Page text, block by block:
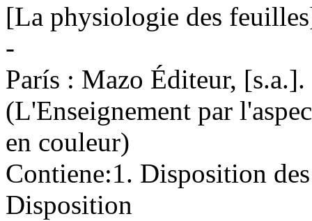
[La physiologie des
-
París : Mazo Éditeur,
(L'Enseignement par
en couleur)
Contiene:1. Disposition
Disposition